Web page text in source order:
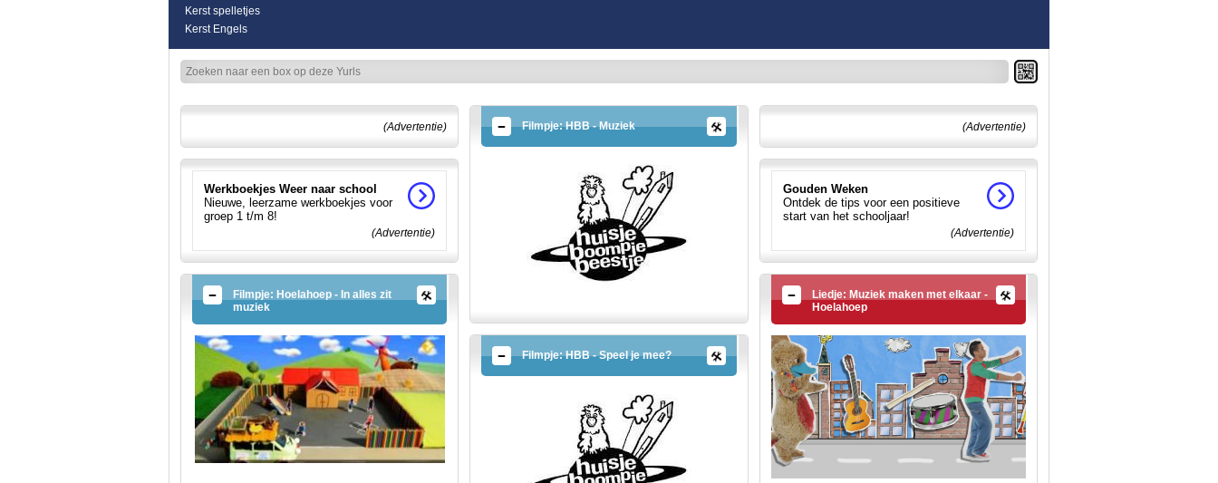
Kerst spelletjes
Kerst Engels
(Advertentie)
Werkboekjes Weer naar school
Nieuwe, leerzame werkboekjes voor
groep 1 t/m 8!
(Advertentie)
Filmpje: Hoelahoep - In alles zit
muziek
Filmpje: HBB - Muziek
Filmpje: HBB - Speel je mee?
(Advertentie)
Gouden Weken
Ontdek de tips voor een positieve
start van het schooljaar!
(Advertentie)
Liedje: Muziek maken met elkaar -
Hoelahoep